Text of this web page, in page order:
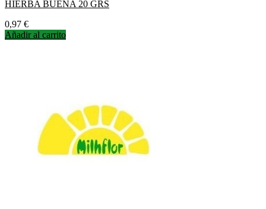
HIERBA BUENA 20 GRS
Precio
0,97 €
Añadir al carrito